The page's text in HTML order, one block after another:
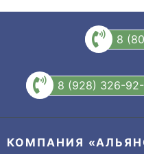
8
8 (928) 326-
КОМПАНИЯ